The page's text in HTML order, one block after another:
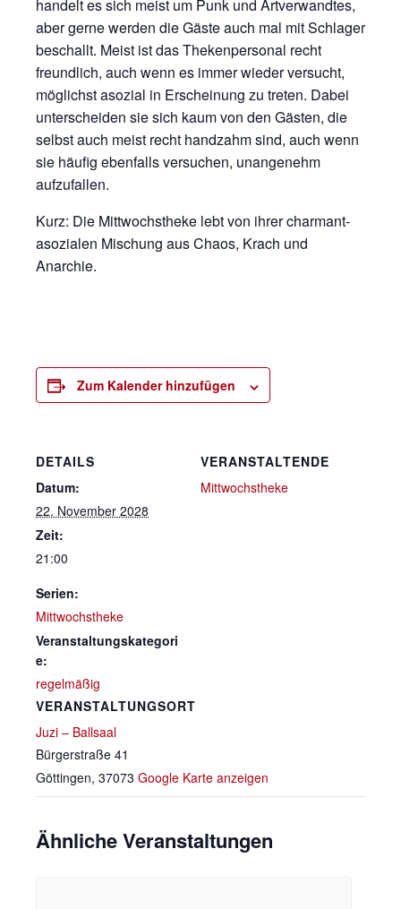
handelt es sich meist um Punk und Artverwandtes,
aber gerne werden die Gäste auch mal mit Schlager
beschallt. Meist ist das Thekenpersonal recht
freundlich, auch wenn es immer wieder versucht,
möglichst asozial in Erscheinung zu treten. Dabei
unterscheiden sie sich kaum von den Gästen, die
selbst auch meist recht handzahm sind, auch wenn
sie häufig ebenfalls versuchen, unangenehm
aufzufallen.
Kurz: Die Mittwochstheke lebt von ihrer charmant-
asozialen Mischung aus Chaos, Krach und
Anarchie.
Zum Kalender hinzufügen
DETAILS
Datum:
22. November 2028
Zeit:
21:00
Serien:
Mittwochstheke
Veranstaltungskategori
e:
regelmäßig
VERANSTALTUNGSORT
Juzi – Ballsaal
Bürgerstraße 41
Göttingen, 37073 Google Karte anzeigen
VERANSTALTENDE
Mittwochstheke
Ähnliche Veranstaltungen